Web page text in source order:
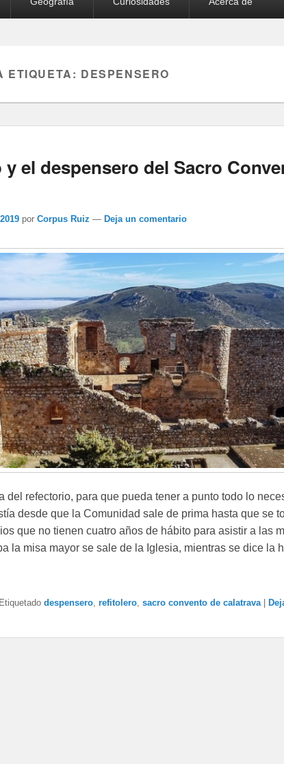
ETIQUETA: DESPENSERO
el despensero del Sacro
por Corpus Ruiz — Deja un comentario
del refectorio, para que pueda tener a punto todo lo
desde que la Comunidad sale de prima hasta que se
que no tienen cuatro años de hábito para asistir a las
la misa mayor se sale de la Iglesia, mientras se dice la
Etiquetado despensero refitolero sacro convento de calatrava |